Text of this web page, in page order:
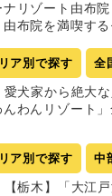
ナリゾート由布
由布院を満喫す
ア別で探す 全
愛犬家から絶大
んわんリゾート
ア別で探す 中
【栃木】「大江